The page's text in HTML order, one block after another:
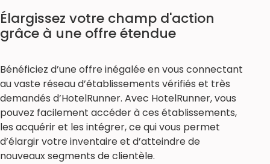
Élargissez votre champ d'action
grâce à une offre étendue
Bénéficiez d’une offre inégalée en vous connectant
au vaste réseau d’établissements vérifiés et très
demandés d’HotelRunner. Avec HotelRunner, vous
pouvez facilement accéder à ces établissements,
les acquérir et les intégrer, ce qui vous permet
d’élargir votre inventaire et d’atteindre de
nouveaux segments de clientèle.